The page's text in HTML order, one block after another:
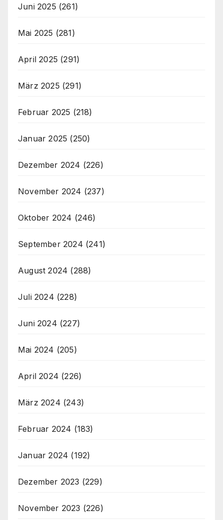
Juni 2025 (261)
Mai 2025 (281)
April 2025 (291)
März 2025 (291)
Februar 2025 (218)
Januar 2025 (250)
Dezember 2024 (226)
November 2024 (237)
Oktober 2024 (246)
September 2024 (241)
August 2024 (288)
Juli 2024 (228)
Juni 2024 (227)
Mai 2024 (205)
April 2024 (226)
März 2024 (243)
Februar 2024 (183)
Januar 2024 (192)
Dezember 2023 (229)
November 2023 (226)